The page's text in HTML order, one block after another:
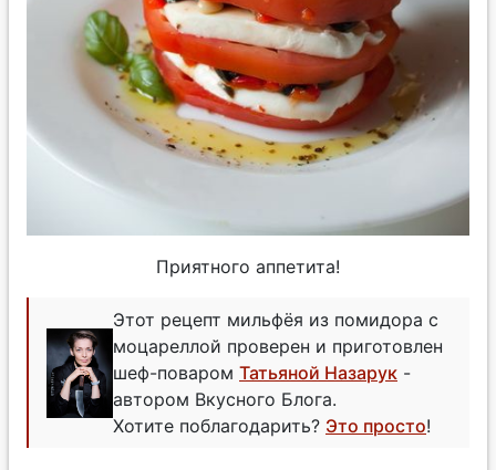
Приятного аппетита!
Этот рецепт мильфёя из помидора с
моцареллой проверен и приготовлен
шеф-поваром Татьяной Назарук -
автором Вкусного Блога.
Хотите поблагодарить? Это просто!